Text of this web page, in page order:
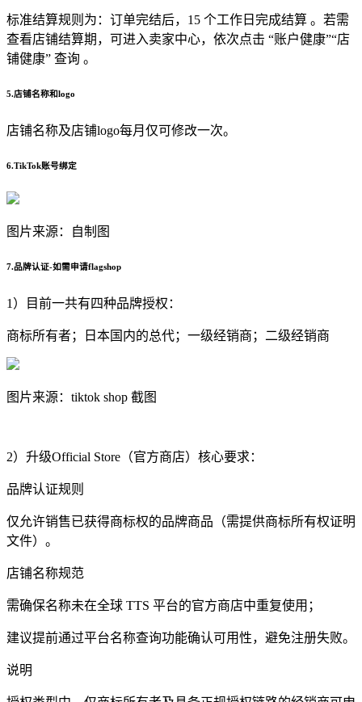
标准结算规则为：订单完结后，15 个工作日完成结算 。若需
查看店铺结算期，可进入卖家中心，依次点击 “账户健康”“店
铺健康” 查询 。
5.店铺名称和logo
店铺名称及店铺logo每月仅可修改一次。
6.TikTok账号绑定
图片来源：自制图
7.品牌认证-如需申请flagshop
1）目前一共有四种品牌授权：
商标所有者；日本国内的总代；一级经销商；二级经销商
图片来源： tiktok shop 截图
2）升级Official Store（官方商店）核心要求：
品牌认证规则
仅允许销售已获得商标权的品牌商品（需提供商标所有权证明
文件）。
店铺名称规范
需确保名称未在全球 TTS 平台的官方商店中重复使用；
建议提前通过平台名称查询功能确认可用性，避免注册失败。
说明